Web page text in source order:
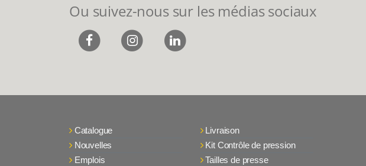
Ou suivez-nous sur les médias sociaux
Catalogue
Nouvelles
Emplois
Livraison
Kit Contrôle de pression
Tailles de presse